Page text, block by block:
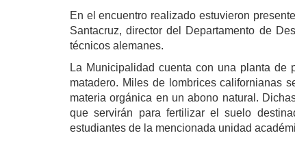
En el encuentro realizado estuvieron
Santacruz, director del Departamento de
técnicos alemanes.
La Municipalidad cuenta con una planta de
matadero. Miles de lombrices californianas
materia orgánica en un abono natural.
que servirán para fertilizar el suelo
estudiantes de la mencionada unidad